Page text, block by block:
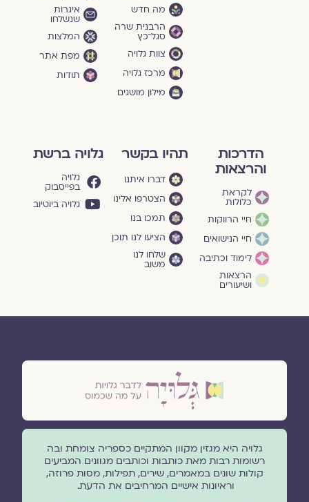
מה חדש
הרבנית שרה
סגל־כץ
צוות גלויה
מרכז גלויה
מילון מושגים
איגרות
שנשלחו
המלצות
מפת אתר
תודות
הדרכות
והרצאות
לקראת
כלולות
חיי הרווקות
חיי הנישואים
לימוד וכתיבה
הרצאות
ושיעורים
תהיו בקשר
דברו איתנו
הצטרפו אלינו
תמכו בנו
הציעו לנו תוכן
שלחו לנו
משוב
גלויה ברשת
גלויה
בפייסבוק
גלויה ביוטיוב
גלויה היא מגזין מקוון המתקיים כספריה צומחת ובה
רשומות רבות מאת כותבות וכותבים מגוונים המביעים
קולות שונים במאמרים, שירים, תפילות, מסות פרוזה,
וראיונות אישיים המרחיבים את הדעת.